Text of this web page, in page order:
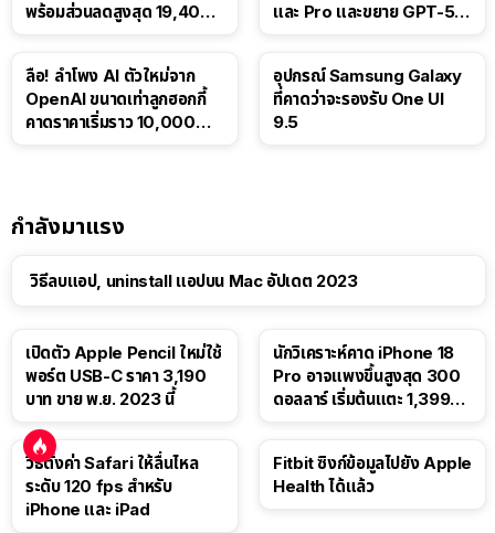
พร้อมส่วนลดสูงสุด 19,400
และ Pro และขยาย GPT-5.6
ลือ! ลำโพง AI ตัวใหม่จาก
OpenAI ขนาดเท่าลูกฮอกกี้
คาดราคาเริ่มราว 10,000
อุปกรณ์ Samsung Galaxy
ที่คาดว่าจะรองรับ One UI
9.5
กำลังมาแรง
วิธีลบแอป, uninstall แอปบน Mac อัปเดต 2023
เปิดตัว Apple Pencil ใหม่ใช้
พอร์ต USB-C ราคา 3,190
บาท ขาย พ.ย. 2023 นี้
นักวิเคราะห์คาด iPhone 18
Pro อาจแพงขึ้นสูงสุด 300
ดอลลาร์ เริ่มต้นแตะ 1,399
วิธีตั้งค่า Safari ให้ลื่นไหล
ระดับ 120 fps สำหรับ
iPhone และ iPad
Fitbit ซิงก์ข้อมูลไปยัง Apple
Health ได้แล้ว